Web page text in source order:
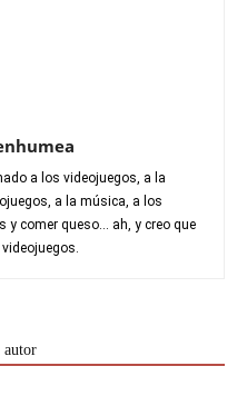
a los videojuegos, a la
a la música, a los
y comer queso... ah, y creo que
autor